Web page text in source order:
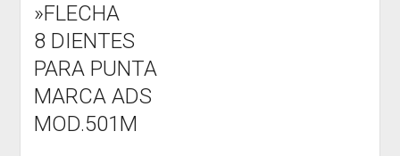
»FLECHA
8 DIENTES
PARA PUNTA
MARCA ADS
MOD.501M